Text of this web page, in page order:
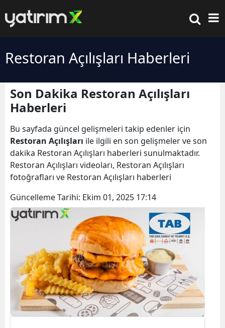
Restoran Açılışları Haberleri
Son Dakika Restoran Açılışları
Haberleri
Bu sayfada güncel gelişmeleri takip edenler için
Restoran Açılışları ile ilgili en son gelişmeler ve son
dakika Restoran Açılışları haberleri sunulmaktadır.
Restoran Açılışları videoları, Restoran Açılışları
fotoğrafları ve Restoran Açılışları haberleri
Güncelleme Tarihi: Ekim 01, 2025 17:14